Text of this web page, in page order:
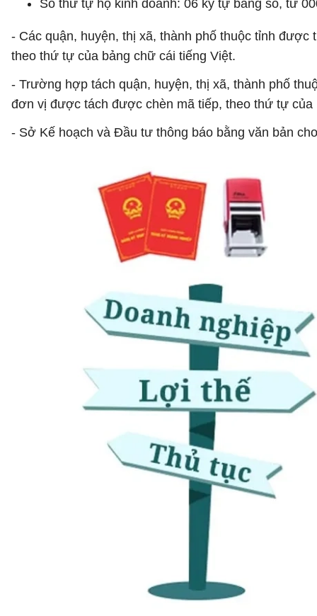
Số thứ tự hộ kinh doanh: 06 ký tự bằng số, từ
- Các quận, huyện, thị xã, thành phố thuộc tỉnh
theo thứ tự của bảng chữ cái tiếng Việt.
- Trường hợp tách quận, huyện, thị xã, thành phố
đơn vị được tách được chèn mã tiếp, theo thứ tự của
- Sở Kế hoạch và Đầu tư thông báo bằng văn bản